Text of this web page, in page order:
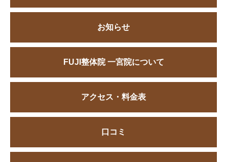
お知らせ
FUJI整体院 一宮院について
アクセス・料金表
口コミ